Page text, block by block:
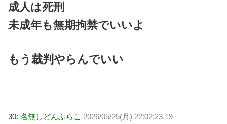
成人は死刑
未成年も無期拘禁でいいよ
もう裁判やらんでいい
30: 名無しどんぶらこ 2026/05/25(月) 22:02:23.19